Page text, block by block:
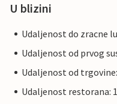
U blizini
Udaljenost do zracne
Udaljenost od prvog
Udaljenost od
Udaljenost restorana: